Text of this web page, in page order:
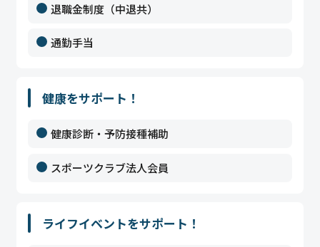
退職金制度（中退共）
通勤手当
健康をサポート！
健康診断・予防接種補助
スポーツクラブ法人会員
ライフイベントをサポート！